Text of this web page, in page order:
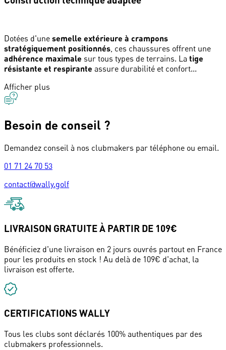
Dotées d'une semelle extérieure à crampons
stratégiquement positionnés, ces chaussures offrent une
adhérence maximale sur tous types de terrains. La tige
résistante et respirante assure durabilité et confort...
Afficher plus
Besoin de conseil ?
Demandez conseil à nos clubmakers par téléphone ou email.
01 71 24 70 53
contact@wally.golf
LIVRAISON GRATUITE À PARTIR DE 109€
Bénéficiez d'une livraison en 2 jours ouvrés partout en France
pour les produits en stock ! Au delà de 109€ d'achat, la
livraison est offerte.
CERTIFICATIONS WALLY
Tous les clubs sont déclarés 100% authentiques par des
clubmakers professionnels.